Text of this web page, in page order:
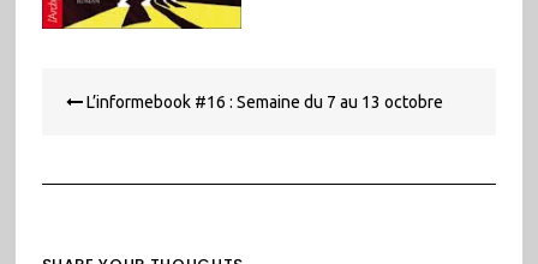
Navigation
de L’informebook #16 : Semaine du 7 au 13 octobre